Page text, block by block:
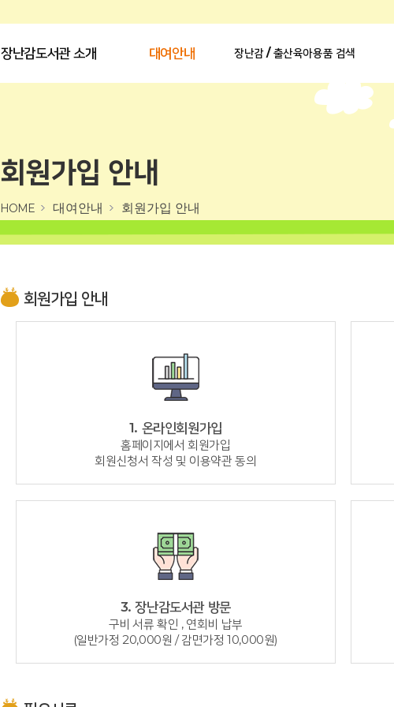
장난감도서관 소개 대여안내 장난감 / 출산육아용품 검색
회원가입 안내
HOME 대여안내 회원가입 안내
회원가입 안내
1. 온라인회원가입
홈페이지에서 회원가입
회원신청서 작성 및 이용약관 동의
3. 장난감도서관 방문
구비 서류 확인 , 연회비 납부
(일반가정 20,000원 / 감면가정 10,000원)